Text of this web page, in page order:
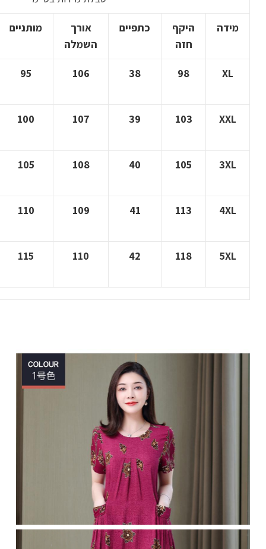
מידה
היקף
חזה
כתפיים
אורך
השמלה
מותניים
XL
98
38
106
95
XXL
103
39
107
100
3XL
105
40
108
105
4XL
113
41
109
110
5XL
118
42
110
115